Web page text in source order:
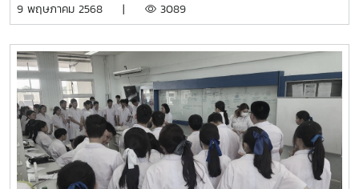
9 พฤษภาคม 2568 | 3089